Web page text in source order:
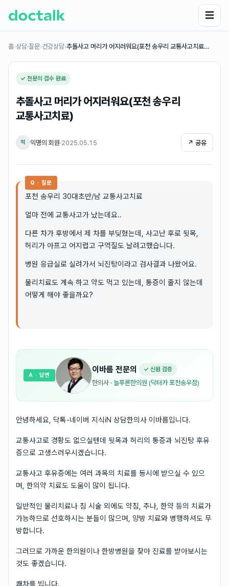
☰
홈›상담·질문›건강상담›추돌사고 머리가 어지러워요(포천 송우리 교통사고치료…
✓ 전문의 검수 완료
추돌사고 머리가 어지러워요(포천 송우리
교통사고치료)
익 익명의 회원·2025.05.15 ↗ 공유
Q · 질문
포천 송우리 30대초반/남 교통사고치료
얼마 전에 교통사고가 났는데요..
다른 차가 후방에서 제 차를 부딪혔는데, 사고난 후로 뒷목,
허리가 아프고 어지럽고 구역질도 날려고했습니다.
병원 응급실로 실려가서 뇌진탕이라고 검사결과 나왔어요.
물리치료도 계속 하고 약도 먹고 있는데, 통증이 줄지 않는데
어떻게 해야 좋을까요?
이바름 전문의 ✓ 신원 검증
한의사 · 늘푸른한의원 (닥터카 포천송우점)
A · 답변
안녕하세요, 닥톡-네이버 지식iN 상담한의사 이바름입니다.
교통사고로 경황도 없으실텐데 뒷목과 허리의 통증과 뇌진탕 후유
증으로 고생스러우시겠습니다.
교통사고 후유증에는 여러 과목의 치료를 동시에 받으실 수 있으
며, 한의약 치료도 도움이 많이 됩니다.
일반적인 물리치료나 침 시술 외에도 약침, 추나, 한약 등의 치료가
가능하므로 선호하시는 분들이 많으며, 양방 치료와 병행하셔도 무
방합니다.
그러므로 가까운 한의원이나 한방병원을 찾아 진료를 받아보시는
것도 좋겠습니다.
쾌차를 빕니다.